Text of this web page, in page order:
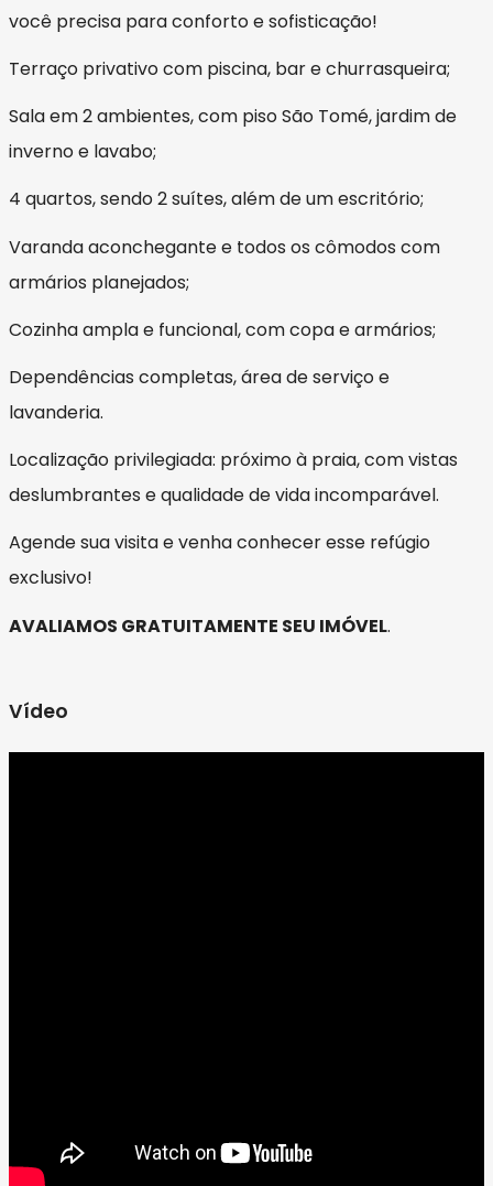
você precisa para conforto e sofisticação!
Terraço privativo com piscina, bar e churrasqueira;
Sala em 2 ambientes, com piso São Tomé, jardim de
inverno e lavabo;
4 quartos, sendo 2 suítes, além de um escritório;
Varanda aconchegante e todos os cômodos com
armários planejados;
Cozinha ampla e funcional, com copa e armários;
Dependências completas, área de serviço e
lavanderia.
Localização privilegiada: próximo à praia, com vistas
deslumbrantes e qualidade de vida incomparável.
Agende sua visita e venha conhecer esse refúgio
exclusivo!
AVALIAMOS GRATUITAMENTE SEU IMÓVEL.
Vídeo